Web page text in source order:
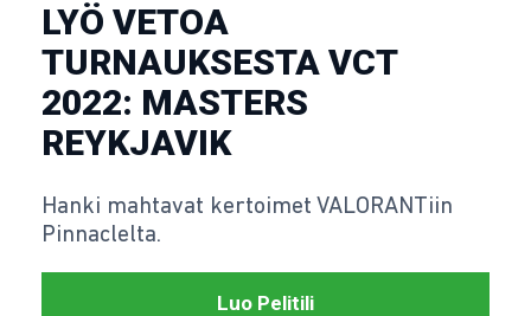
LYÖ VETOA
TURNAUKSESTA VCT
2022: MASTERS
REYKJAVIK
Hanki mahtavat kertoimet VALORANTiin
Pinnaclelta.
Luo Pelitili